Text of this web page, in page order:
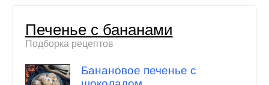
Печенье с бананами
Подборка рецептов
Банановое печенье с